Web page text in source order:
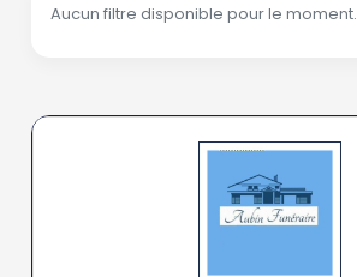
Aucun filtre disponible pour le moment.